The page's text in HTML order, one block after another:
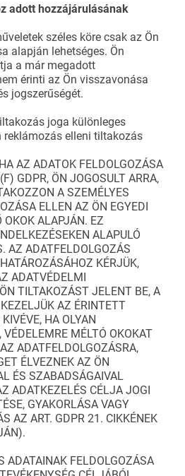
adott hozzájárulásának
széles köre csak az Ön
alapján lehetséges. Ön
a már megadott
érinti az Ön visszavonása
jogszerűségét.
joga különleges
reklámozás elleni tiltakozás
AZ ADATOK FELDOLGOZÁSA
GDPR, ÖN JOGOSULT ARRA,
A SZEMÉLYES
ELLEN AZ ÖN EGYEDI
OKOK ALAPJÁN. EZ
ALAPULÓ
AZ ADATFELDOLGOZÁS
KÉRJÜK,
ADATVÉDELMI
TILTAKOZÁST JELENT BE, A
AZ ÉRINTETT
HA OLYAN
VÉDELEMRE MÉLTÓ OKOKAT
ADATFELDOLGOZÁSRA,
ÉLVEZNEK AZ ÖN
ÉS SZABADSÁGAIVAL
ADATKEZELÉS CÉLJA JOGI
GYAKORLÁSA VAGY
AZ ART. GDPR 21. CIKKÉNEK
ADATAINAK FELDOLGOZÁSA